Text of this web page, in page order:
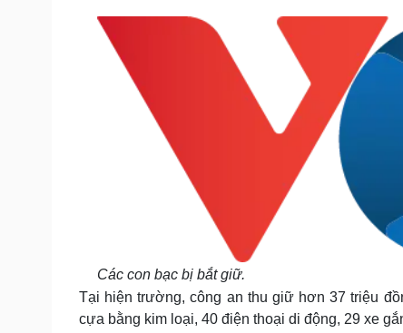
Nam khoa
Làm đẹp - giảm cân
Phòng mạch online
Ăn sạch sống khỏe
Các con bạc bị bắt giữ.
Tại hiện trường, công an thu giữ hơn 37 triệu
cựa bằng kim loại, 40 điện thoại di động, 29 xe